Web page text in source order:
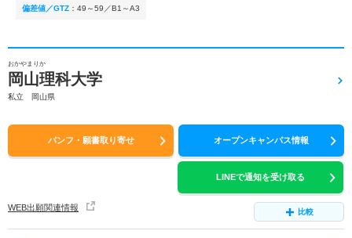
偏差値／GTZ ： 49～59／B1～A3
おかやまりか
岡山理科大学
私立 岡山県
パンフ・願書取り寄せ オープンキャンパス情報
LINEで通知を受け取る
WEB出願関連情報 比較